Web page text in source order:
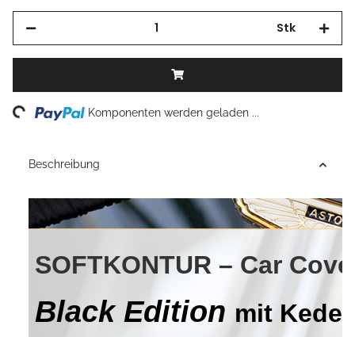
Stk
Loading... Komponenten werden geladen ...
Beschreibung